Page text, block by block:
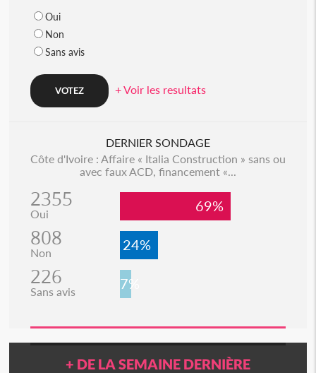
Oui
Non
Sans avis
+ Voir les resultats
DERNIER SONDAGE
Côte d'Ivoire : Affaire « Italia Construction » sans ou
avec faux ACD, financement «...
2355
Oui 69%
808
Non 24%
226
Sans avis 7%
+ DE LA SEMAINE DERNIÈRE